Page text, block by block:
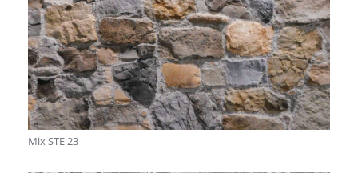
Mix STE 23